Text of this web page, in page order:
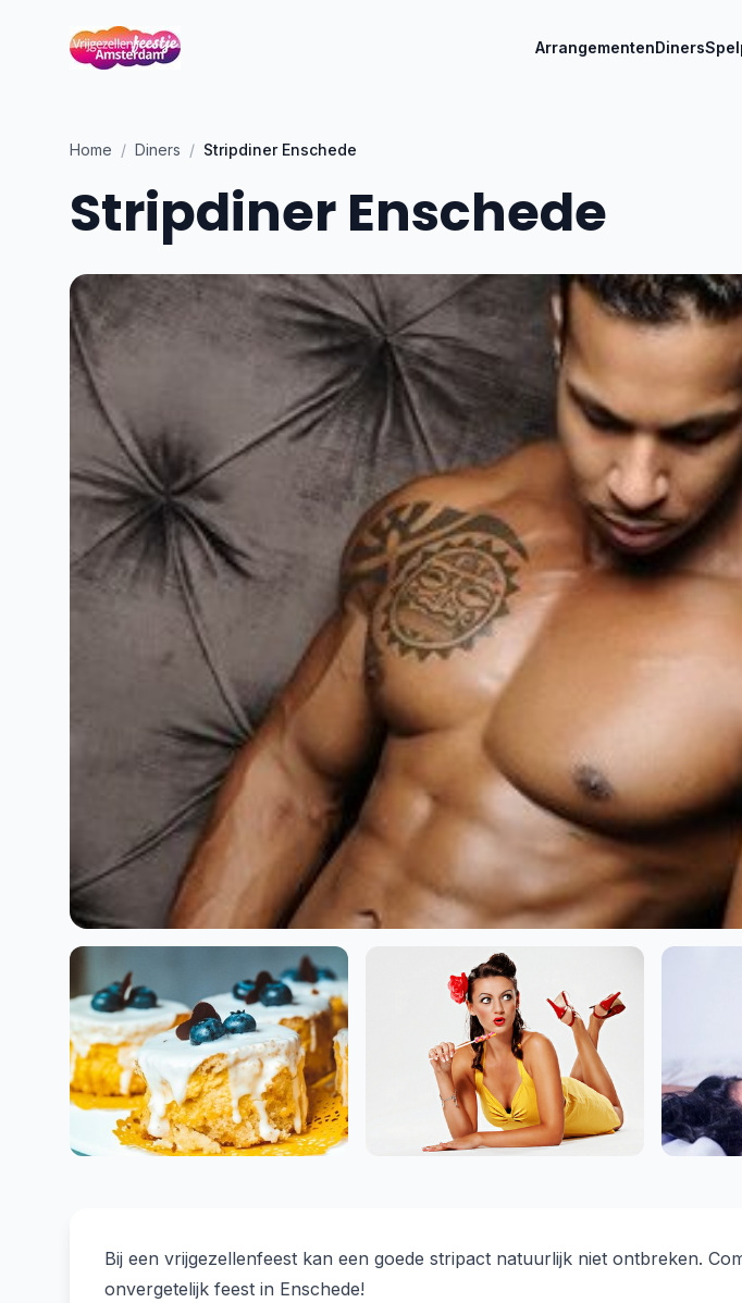
ArrangementenDiners
Home / Diners / Stripdiner Enschede
Stripdiner Enschede
Bij een vrijgezellenfeest kan een goede stripact natuurlijk niet ontbreken.
onvergetelijk feest in Enschede!